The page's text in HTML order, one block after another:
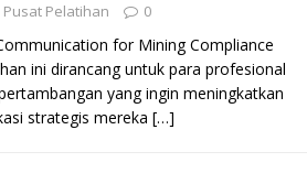
Pusat Pelatihan 0
for Mining Compliance
ini dirancang untuk para profesional
yang ingin meningkatkan
strategis mereka […]